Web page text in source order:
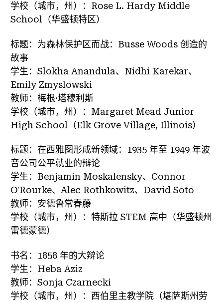
学校（城市，州）：Rose L. Hardy Middle
School（华盛顿特区）
标题：为森林保护区而战：Busse Woods 创造的
故事
学生：Slokha Anandula、Nidhi Karekar、
Emily Zmyslowski
教师：梅根·塔穆利斯
学校（城市，州）：Margaret Mead Junior
High School（Elk Grove Village, Illinois）
标题：在西雅图形成新领域：1935 年至 1949 年波
音公司公平就业的辩论
学生：Benjamin Moskalensky、Connor
O'Rourke、Alec Rothkowitz、David Soto
教师：安德鲁常春藤
学校（城市，州）：特斯拉 STEM 高中（华盛顿州
雷德蒙德）
书名：1858 年的大辩论
学生：Heba Aziz
教师：Sonja Czarnecki
学校（城市，州）：西伯里主教学院（堪萨斯州劳